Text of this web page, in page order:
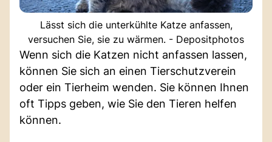
Lässt sich die unterkühlte Katze anfassen,
versuchen Sie, sie zu wärmen. - Depositphotos
Wenn sich die Katzen nicht anfassen lassen,
können Sie sich an einen Tierschutzverein
oder ein Tierheim wenden. Sie können Ihnen
oft Tipps geben, wie Sie den Tieren helfen
können.